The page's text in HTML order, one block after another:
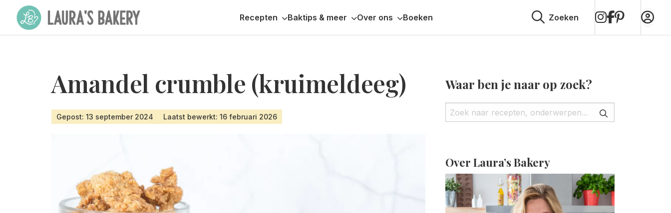
Recepten Baktips & meer Over ons Boeken Zoeken
op
Instagram
op
Facebook
op
Pinterest
Amandel crumble (kruimeldeeg)
Gepost: 13 september 2024 Laatst bewerkt: 16 februari 2026
Waar ben je naar op zoek?
Over Laura’s Bakery